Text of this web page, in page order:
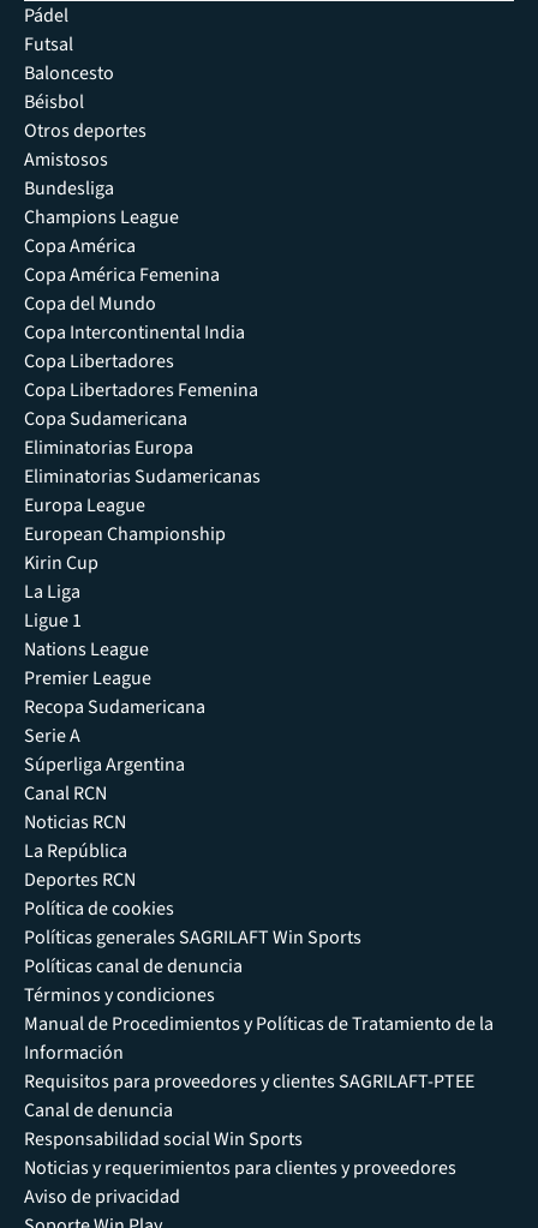
Pádel
Futsal
Baloncesto
Béisbol
Otros deportes
Amistosos
Bundesliga
Champions League
Copa América
Copa América Femenina
Copa del Mundo
Copa Intercontinental India
Copa Libertadores
Copa Libertadores Femenina
Copa Sudamericana
Eliminatorias Europa
Eliminatorias Sudamericanas
Europa League
European Championship
Kirin Cup
La Liga
Ligue 1
Nations League
Premier League
Recopa Sudamericana
Serie A
Súperliga Argentina
Canal RCN
Noticias RCN
La República
Deportes RCN
Política de cookies
Políticas generales SAGRILAFT Win Sports
Políticas canal de denuncia
Términos y condiciones
Manual de Procedimientos y Políticas de Tratamiento de la
Información
Requisitos para proveedores y clientes SAGRILAFT-PTEE
Canal de denuncia
Responsabilidad social Win Sports
Noticias y requerimientos para clientes y proveedores
Aviso de privacidad